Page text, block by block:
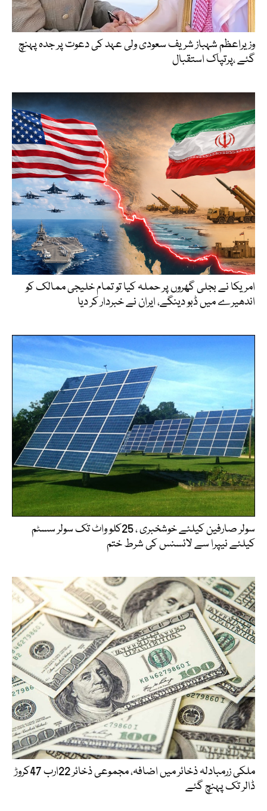
وزیراعظم شہباز شریف سعودی ولی عہد کی دعوت پر جدہ پہنچ
گئے ،پرتپاک استقبال
امریکا نے بجلی گھروں پر حملہ کیا تو تمام خلیجی ممالک کو
اندھیرے میں ڈبو دینگے، ایران نے خبردار کر دیا
سولر صارفین کیلئے خوشخبری ، 25کلو واٹ تک سولر سسٹم
کیلئے نیپرا سے لائسنس کی شرط ختم
ملکی زرمبادلہ ذخائر میں اضافہ، مجموعی ذخائر 22ارب 47کروڑ
ڈالر تک پہنچ گئے